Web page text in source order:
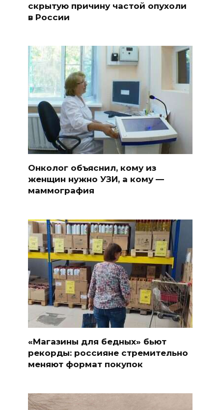
скрытую причину частой опухоли
в России
Онколог объяснил, кому из
женщин нужно УЗИ, а кому —
маммография
«Магазины для бедных» бьют
рекорды: россияне стремительно
меняют формат покупок